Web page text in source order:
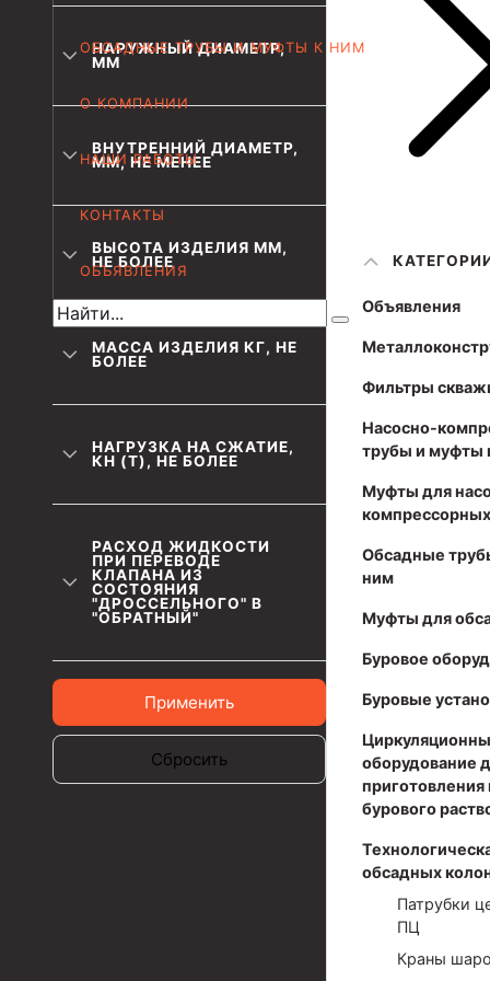
ОБСАДНЫЕ ТРУБЫ И МУФТЫ К НИМ
О КОМПАНИИ
НАШИ РАБОТЫ
КОНТАКТЫ
ОБЪЯВЛЕНИЯ
Муфта НКТ 89
Муфта НКТ 73
Муфта НКВ 73
Муфта НКТ 60
Муфта НКВ 89
Муфта НКТ 48
Муфта НКТ 33
ГОСТ 632-80
Муфта ОТТМ 102
Муфта ОТТГ 245
Муфта ОТТМ 146
Муфта БТС 324
Муфта БТС 245
НАРУЖНЫЙ ДИАМЕТР,
ММ
ВНУТРЕННИЙ ДИАМЕТР,
ММ, НЕ МЕНЕЕ
ВЫСОТА ИЗДЕЛИЯ ММ,
НЕ БОЛЕЕ
МАССА ИЗДЕЛИЯ КГ, НЕ
БОЛЕЕ
НАГРУЗКА НА СЖАТИЕ,
КН (Т), НЕ БОЛЕЕ
РАСХОД ЖИДКОСТИ
ПРИ ПЕРЕВОДЕ
КЛАПАНА ИЗ
СОСТОЯНИЯ
"ДРОССЕЛЬНОГО" В
"ОБРАТНЫЙ"
Применить
Сбросить
Объявления
Фильтры
Насосно-
трубы и муфты
Муфты для
Обсадные
ним
Муфты для
Буровое
Буровые
оборудование
приготовления
бурового
обсадных
Патрубки
ПЦ
Краны